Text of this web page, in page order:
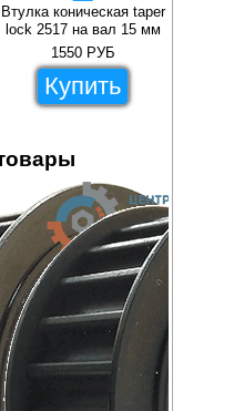
Втулка коническая taper
lock 2517 на вал 15 мм
1550 РУБ
Купить